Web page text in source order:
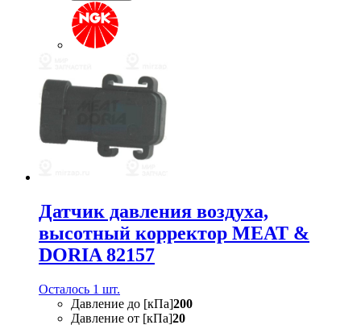
Датчик давления воздуха,
высотный корректор MEAT &
DORIA 82157
Осталось 1 шт.
Давление до [кПа]200
Давление от [кПа]20